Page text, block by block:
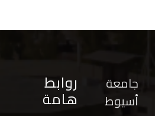
جامعة
أسيوط
روابط
هامة